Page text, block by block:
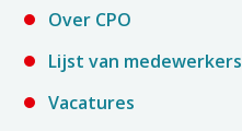
Over CPO
Lijst van medewerkers
Vacatures